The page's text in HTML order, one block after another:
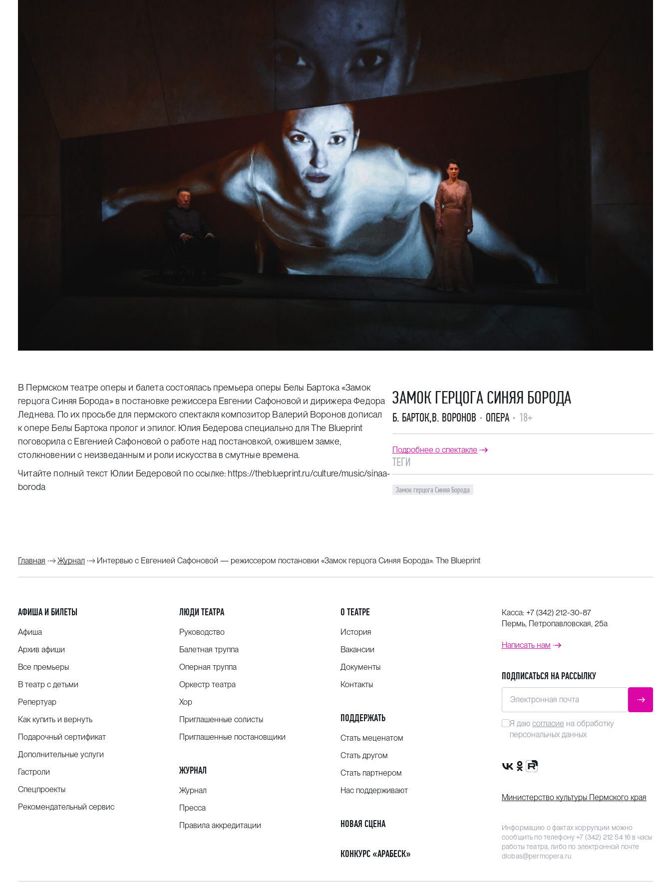
В Пермском театре оперы и балета состоялась премьера оперы Белы Бартока «Замок
герцога Синяя Борода» в постановке режиссера Евгении Сафоновой и дирижера Федора
Леднева. По их просьбе для пермского спектакля композитор Валерий Воронов дописал
к опере Белы Бартока пролог и эпилог. Юлия Бедерова специально для The Blueprint
поговорила с Евгенией Сафоновой о работе над постановкой, ожившем замке,
столкновении с неизведанным и роли искусства в смутные времена.
Читайте полный текст Юлии Бедеровой по ссылке: https://theblueprint.ru/culture/music/sinaa-
boroda
ЗАМОК ГЕРЦОГА СИНЯЯ БОРОДА
Б. БАРТОК,В. ВОРОНОВ ОПЕРА 18+
Подробнее о спектакле
ТЕГИ
Замок герцога Синяя Борода
Главная Журнал Интервью с Евгенией Сафоновой — режиссером постановки «Замок герцога Синяя Борода». The Blueprint
АФИША И БИЛЕТЫ
Афиша
Архив афиши
Все премьеры
В театр с детьми
Репертуар
Как купить и вернуть
Подарочный сертификат
Дополнительные услуги
Гастроли
Спецпроекты
Рекомендательный сервис
ЛЮДИ ТЕАТРА
Руководство
Балетная труппа
Оперная труппа
Оркестр театра
Хор
Приглашенные солисты
Приглашенные постановщики
ЖУРНАЛ
Журнал
Пресса
Правила аккредитации
О ТЕАТРЕ
История
Вакансии
Документы
Контакты
ПОДДЕРЖАТЬ
Стать меценатом
Стать другом
Стать партнером
Нас поддерживают
НОВАЯ СЦЕНА
КОНКУРС «АРАБЕСК»
Касса: +7 (342) 212-30-87
Пермь, Петропавловская, 25а
Написать нам
ПОДПИСАТЬСЯ НА РАССЫЛКУ
Электронная почта
Я даю согласие на обработку
персональных данных
Сообщество VK
Группа в одноклассниках
Канал Rutube
Министерство культуры Пермского края
Информацию о фактах коррупции можно
сообщить по телефону+7 (342) 212 54 16 в часы
работы театра, либо по электронной почте
dlobas@permopera.ru